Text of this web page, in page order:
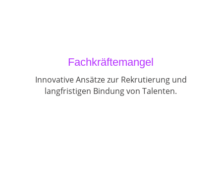
Fachkräftemangel
Innovative Ansätze zur Rekrutierung und
langfristigen Bindung von Talenten.